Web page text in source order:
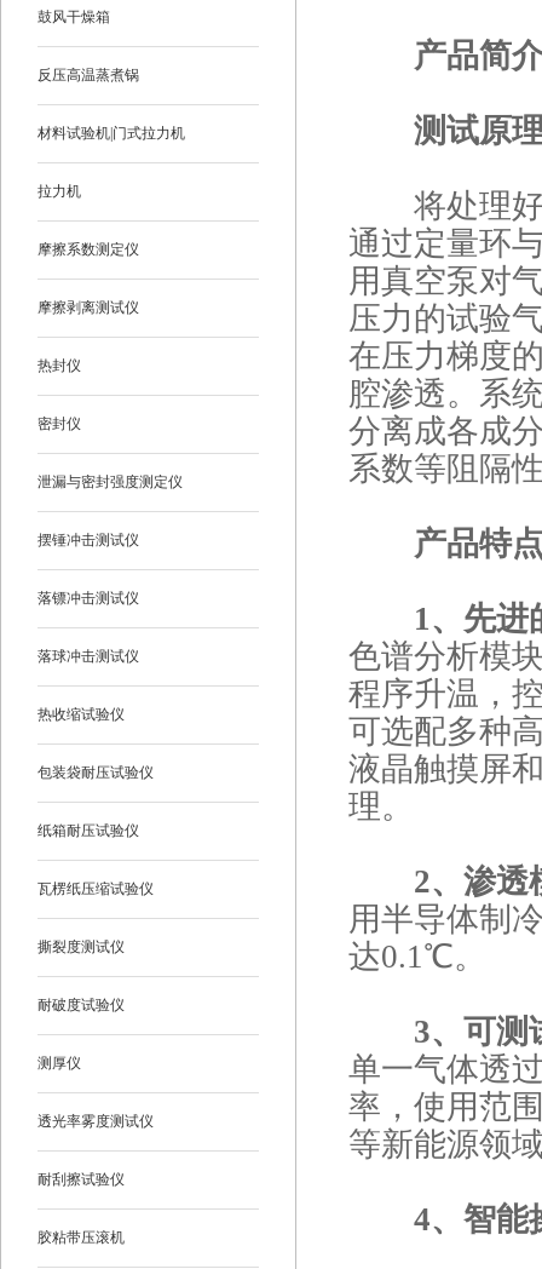
鼓风干燥箱
反压高温蒸煮锅
材料试验机|门式拉力机
拉力机
摩擦系数测定仪
摩擦剥离测试仪
热封仪
密封仪
泄漏与密封强度测定仪
摆锤冲击测试仪
落镖冲击测试仪
落球冲击测试仪
热收缩试验仪
包装袋耐压试验仪
纸箱耐压试验仪
瓦楞纸压缩试验仪
撕裂度测试仪
耐破度试验仪
测厚仪
透光率雾度测试仪
耐刮擦试验仪
胶粘带压滚机
产品简
测试原
将处理好
通过定量环
用真空泵对
压力的试验
在压力梯度
腔渗透。系
分离成各成
系数等阻隔
产品特
1、先进
色谱分析模
程序升温，
可选配多种
液晶触摸屏
理。
2、渗透
用半导体制
达0.1℃。
3、可测
单一气体透
率，使用范
等新能源领
4、智能